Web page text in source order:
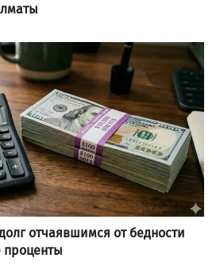
отчаявшимся от бедности